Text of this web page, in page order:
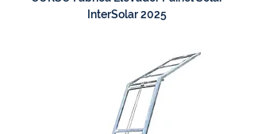
InterSolar 2025